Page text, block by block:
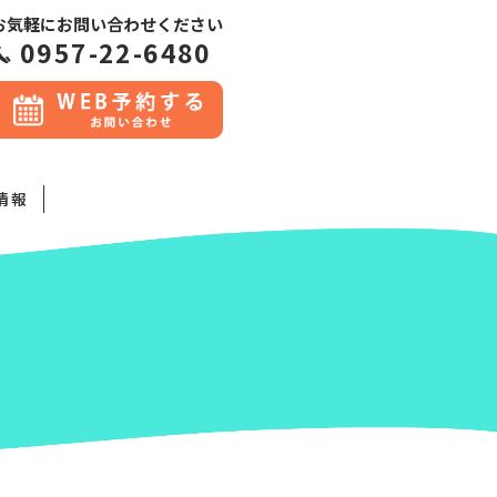
気軽にお問い合わせください
0957-22-6480
報